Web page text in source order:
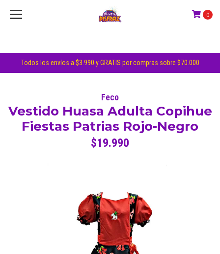
Todos los envíos a $3.990 y GRATIS por compras sobre $70.000
0
Feco
Vestido Huasa Adulta Copihue
Fiestas Patrias Rojo-Negro
$19.990